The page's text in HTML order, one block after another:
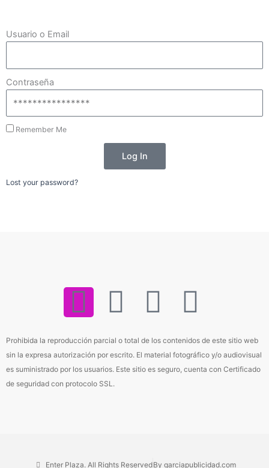
Usuario o Email
Contraseña
Remember Me
Log In
Lost your password?
I
n
s
t
g
F
a
c
o
Y
o
u
b
W
h
a
a
Prohibida la reproducción parcial o total de los contenidos de este sitio web
sin la expresa autorización por escrito. El material fotográfico y/o audiovisual
es suministrado por los usuarios. Este sitio es seguro, cuenta con Certificado
de seguridad con protocolo SSL.
Enter Plaza. All Rights ReservedBy garciapublicidad.com